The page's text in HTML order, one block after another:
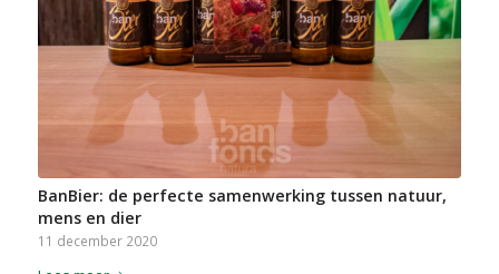
BanBier: de perfecte samenwerking tussen natuur,
mens en dier
11 december 2020